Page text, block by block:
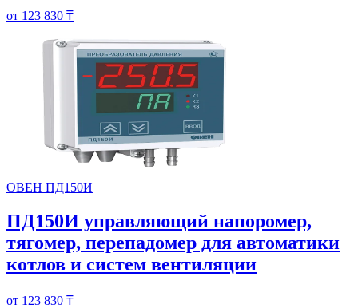
от 123 830 ₸
ОВЕН ПД150И
ПД150И управляющий напоромер,
тягомер, перепадомер для автоматики
котлов и систем вентиляции
от 123 830 ₸